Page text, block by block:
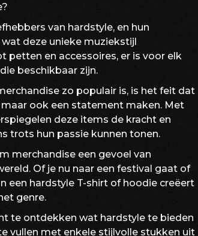
van hardstyle, en hun
deze unieke muziekstijl
petten en accessoires, er is voor elk
beschikbaar zijn.
zo populair is, is het feit dat
ook een statement maken. Met
deze items de kracht en
trots hun passie kunnen tonen.
merchandise een gevoel van
Of je nu naar een festival gaat of
een hardstyle T-shirt of hoodie creëert
genre.
te ontdekken wat hardstyle te bieden
vullen met enkele stijlvolle stukken uit